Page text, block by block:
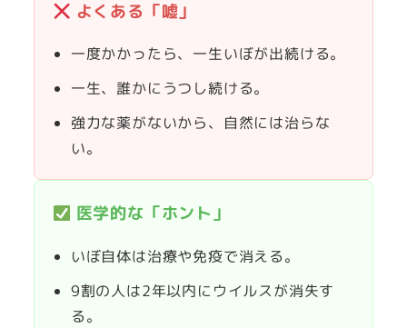
よくある「嘘」
一度かかったら、一生いぼが出続ける。
一生、誰かにうつし続ける。
強力な薬がないから、自然には治らな
い。
医学的な「ホント」
いぼ自体は治療や免疫で消える。
9割の人は2年以内にウイルスが消失す
る。